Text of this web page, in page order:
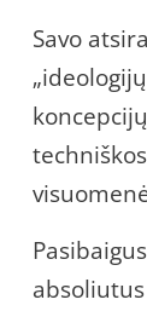
Savo